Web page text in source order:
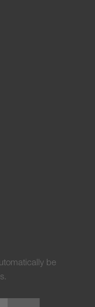
be